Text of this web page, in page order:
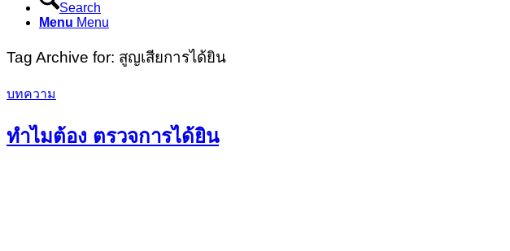
Search
Menu Menu
Tag Archive for: สูญเสียการได้ยิน
บทความ
ทำไมต้อง ตรวจการได้ยิน